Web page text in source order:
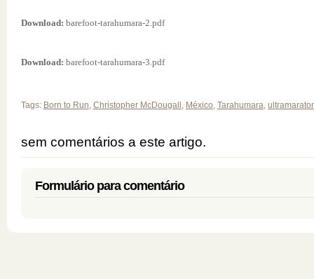
Download: barefoot-tarahumara-2.pdf
Download: barefoot-tarahumara-3.pdf
Tags: Born to Run, Christopher McDougall , México, Tarahumara,
sem comentários a este artigo.
Formulário para comentário